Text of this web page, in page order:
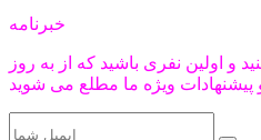
خبرنامه
و اولین نفری باشید که از به روز